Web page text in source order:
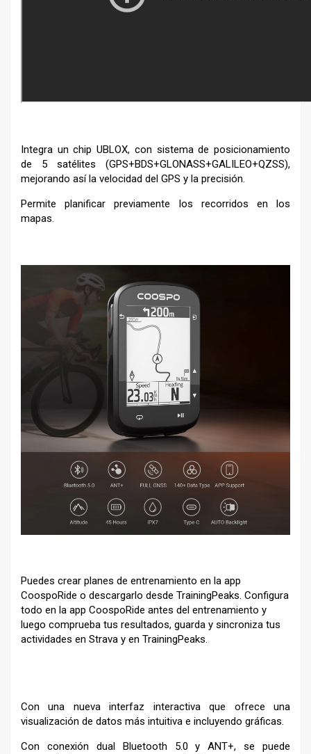
Integra un chip UBLOX, con sistema de posicionamiento
de 5 satélites (GPS+BDS+GLONASS+GALILEO+QZSS),
mejorando así la velocidad del GPS y la precisión.
Permite planificar previamente los recorridos en los
mapas.
Puedes crear planes de entrenamiento en la app
CoospoRide o descargarlo desde TrainingPeaks. Configura
todo en la app CoospoRide antes del entrenamiento y
luego comprueba tus resultados, guarda y sincroniza tus
actividades en Strava y en TrainingPeaks.
Con una nueva interfaz interactiva que ofrece una
visualización de datos más intuitiva e incluyendo gráficas.
Con conexión dual Bluetooth 5.0 y ANT+, se puede